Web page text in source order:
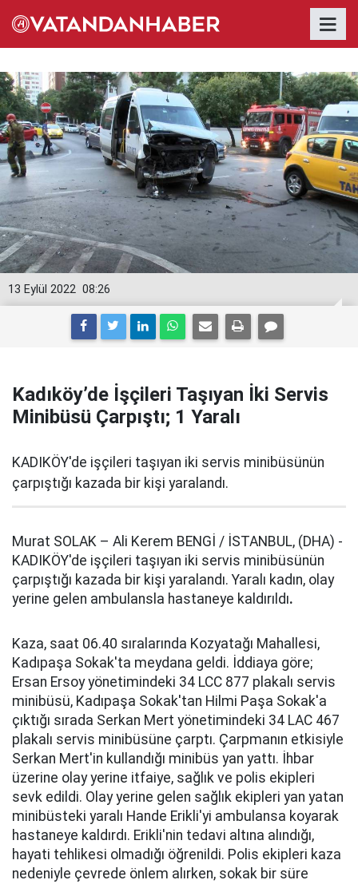
08:26
13 Eylül 2022
Kadıköy’de İşçileri Taşıyan İki Servis
Minibüsü Çarpıştı; 1 Yaralı
KADIKÖY'de işçileri taşıyan iki servis minibüsünün
çarpıştığı kazada bir kişi yaralandı.
Murat SOLAK – Ali Kerem BENGİ / İSTANBUL, (DHA) -
KADIKÖY'de işçileri taşıyan iki servis minibüsünün
çarpıştığı kazada bir kişi yaralandı. Yaralı kadın, olay
yerine gelen ambulansla hastaneye kaldırıldı.
Kaza, saat 06.40 sıralarında Kozyatağı Mahallesi,
Kadıpaşa Sokak'ta meydana geldi. İddiaya göre;
Ersan Ersoy yönetimindeki 34 LCC 877 plakalı servis
minibüsü, Kadıpaşa Sokak'tan Hilmi Paşa Sokak'a
çıktığı sırada Serkan Mert yönetimindeki 34 LAC 467
plakalı servis minibüsüne çarptı. Çarpmanın etkisiyle
Serkan Mert'in kullandığı minibüs yan yattı. İhbar
üzerine olay yerine itfaiye, sağlık ve polis ekipleri
sevk edildi. Olay yerine gelen sağlık ekipleri yan yatan
minibüsteki yaralı Hande Erikli'yi ambulansa koyarak
hastaneye kaldırdı. Erikli'nin tedavi altına alındığı,
hayati tehlikesi olmadığı öğrenildi. Polis ekipleri kaza
nedeniyle çevrede önlem alırken, sokak bir süre